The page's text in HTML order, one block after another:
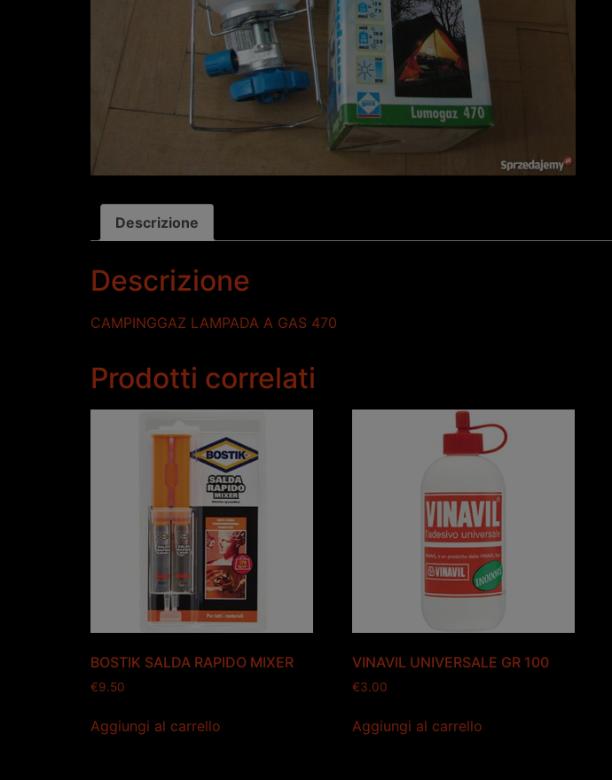
Descrizione
Descrizione
CAMPINGGAZ LAMPADA A GAS 470
Prodotti correlati
BOSTIK SALDA RAPIDO MIXER
€9.50
Aggiungi al carrello
VINAVIL UNIVERSALE GR 100
€3.00
Aggiungi al carrello